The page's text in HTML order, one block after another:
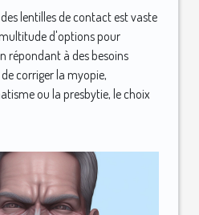
lentilles de contact est vaste
d'options pour
répondant à des besoins
corriger la myopie,
ou la presbytie, le choix